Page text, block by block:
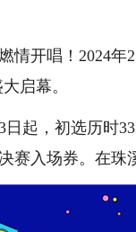
情开唱！2024
启幕。
日起，初选历时
赛入场券。在